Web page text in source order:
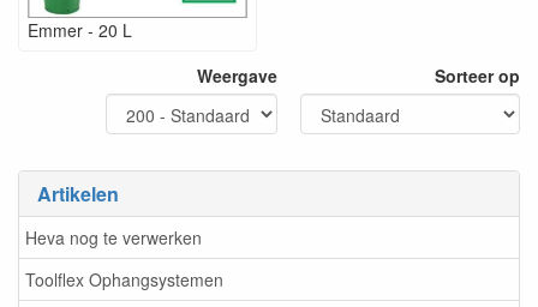
Artikelen
Heva nog te verwerken
Toolflex Ophangsystemen
Emmer - 20 L
Weergave
Sorteer op